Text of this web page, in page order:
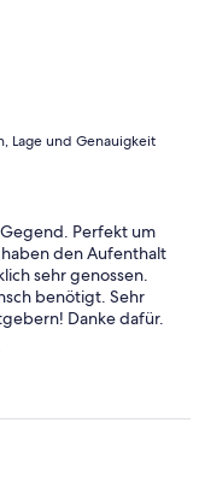
Lage und Genauigkeit
Perfekt um
den Aufenthalt
sehr genossen.
benötigt. Sehr
Danke dafür.